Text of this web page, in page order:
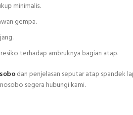
minimalis.
gempa.
terhadap ambruknya bagian atap.
dan penjelasan seputar atap spandek
segera hubungi kami.